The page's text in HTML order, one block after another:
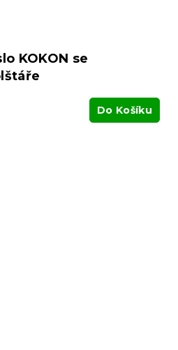
KOKON se
Do Košíku